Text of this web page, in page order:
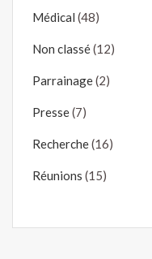
Médical (48)
Non classé(12)
Parrainage(2)
Presse(7)
Recherche(16)
Réunions (15)